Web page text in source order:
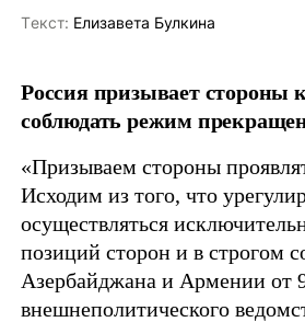
Tекст: Елизавета Булкина
Россия призывает стороны
соблюдать режим
«Призываем стороны
Исходим из того, что
осуществляться
позиций сторон и в строгом
Азербайджана и Армении от
внешнеполитического